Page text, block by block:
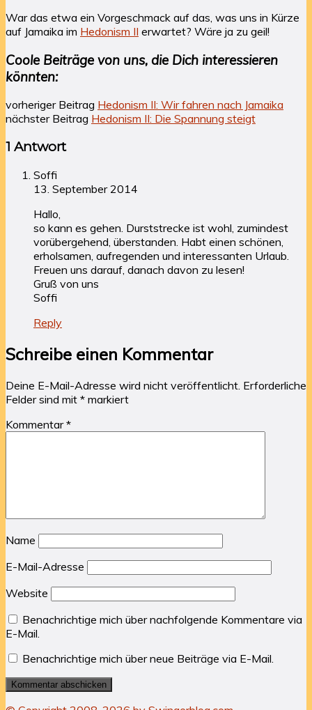
War das etwa ein Vorgeschmack auf das, was uns in Kürze
auf Jamaika im Hedonism II erwartet? Wäre ja zu geil!
Coole Beiträge von uns, die Dich interessieren
könnten:
vorheriger Beitrag Hedonism II: Wir fahren nach Jamaika
nächster Beitrag Hedonism II: Die Spannung steigt
1 Antwort
Soffi
13. September 2014
Hallo,
so kann es gehen. Durststrecke ist wohl, zumindest
vorübergehend, überstanden. Habt einen schönen,
erholsamen, aufregenden und interessanten Urlaub.
Freuen uns darauf, danach davon zu lesen!
Gruß von uns
Soffi
Reply
Schreibe einen Kommentar
Deine E-Mail-Adresse wird nicht veröffentlicht. Erforderliche
Felder sind mit * markiert
Kommentar*
Name
E-Mail-Adresse
Website
Benachrichtige mich über nachfolgende Kommentare via
E-Mail.
Benachrichtige mich über neue Beiträge via E-Mail.